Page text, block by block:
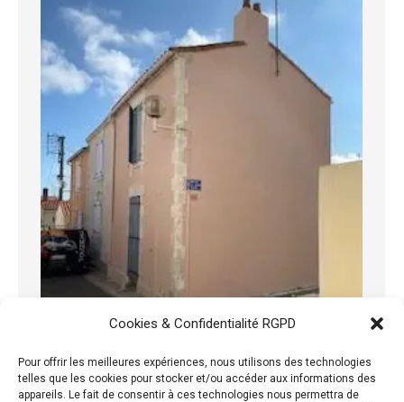
Cookies & Confidentialité RGPD
Pour offrir les meilleures expériences, nous utilisons des technologies
telles que les cookies pour stocker et/ou accéder aux informations des
appareils. Le fait de consentir à ces technologies nous permettra de